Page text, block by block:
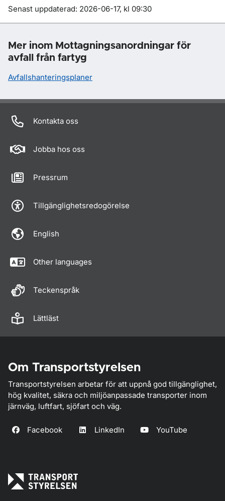
Om sidan
Senast uppdaterad: 2026-06-17, kl 09:30
Mer inom Mottagningsanordningar för
avfall från fartyg
Avfallshanteringsplaner
Kontakta oss
Jobba hos oss
Pressrum
Tillgänglighetsredogörelse
English
Other languages
Teckenspråk
Lättläst
Om Transportstyrelsen
Transportstyrelsen arbetar för att uppnå god tillgänglighet,
hög kvalitet, säkra och miljöanpassade transporter inom
järnväg, luftfart, sjöfart och väg.
Facebook LinkedIn YouTube